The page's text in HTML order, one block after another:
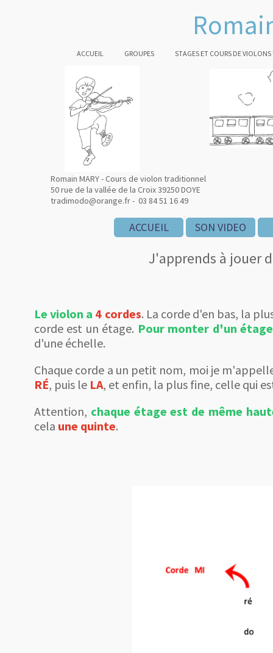
ACCUEIL GROUPES STAGES ET COURS DE VIOLONS
Romain MARY - Cours de violon traditionnel
50 rue de la vallée de la Croix 39250 DOYE
tradimodo@orange.fr - 03 84 51 16 49
ACCUEIL
ACCUEIL
ACCUEIL SON VIDEO
SON VIDEO
SON VIDEO
SON VIDEO
SON VIDEO
J'apprends à jouer
Le violon a 4 cordes. La corde d'en bas, la
corde est un étage. Pour monter d'un
d'une échelle.
Chaque corde a un petit nom, moi je
RÉ, puis le LA, et enfin, la plus fine, celle qui
Attention, chaque étage est de même
cela une quinte.